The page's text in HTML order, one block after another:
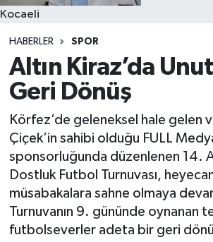
Kocaeli
HABERLER SPOR
Altın Kiraz’da
Geri Dönüş
Körfez’de geleneksel hale gelen
Çiçek’in sahibi olduğu FULL
sponsorluğunda düzenlenen 14.
Dostluk Futbol Turnuvası,
müsabakalara sahne olmaya
Turnuvanın 9. gününde oynanan
futbolseverler adeta bir geri